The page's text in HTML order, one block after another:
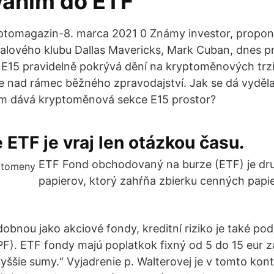
8. marca 2021 0 Známy investor,
klubu Dallas Mavericks, Mark Cuban, dnes
pravidelně pokrývá dění na kryptoměnových
nad rámec běžného zpravodajství. Jak se dá
dává kryptoměnová sekce E15 prostor?
ETF je vraj len otázkou času.
ETF Fond obchodovaný na burze (ETF) je
papierov, ktorý zahŕňa zbierku cenných
jako akciové fondy, kreditní riziko je také
ETF fondy majú poplatkok fixný od 5 do 15 eur
sumy.“ Vyjadrenie p. Walterovej je v tomto